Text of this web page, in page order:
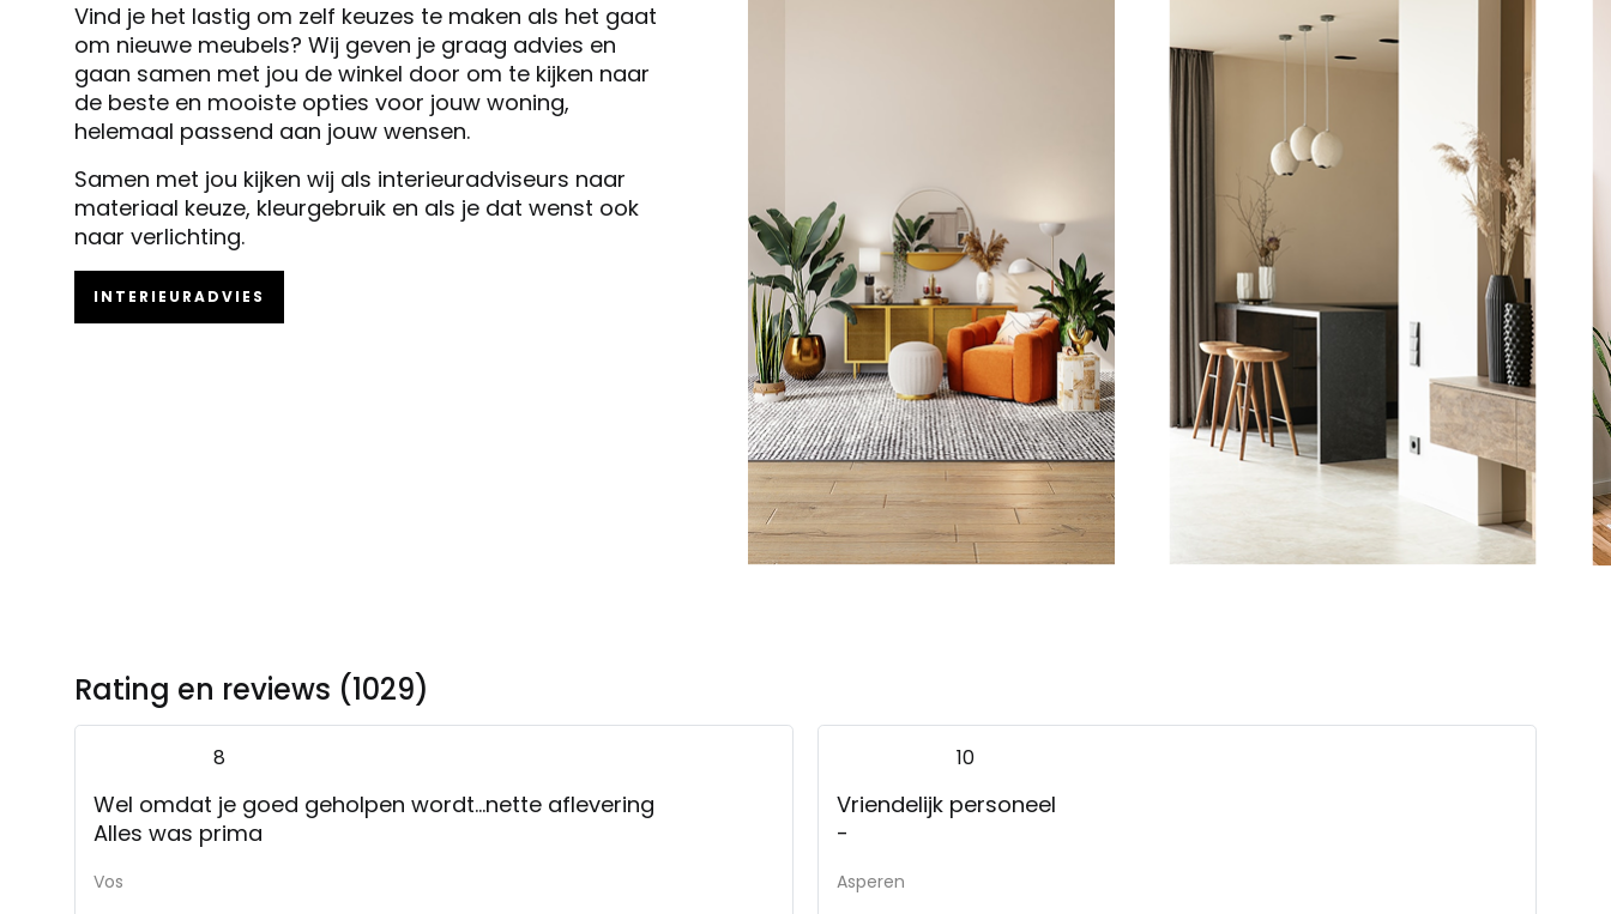
Vind je het lastig om zelf keuzes te maken als het gaat
om nieuwe meubels? Wij geven je graag advies en
gaan samen met jou de winkel door om te kijken naar
de beste en mooiste opties voor jouw woning,
helemaal passend aan jouw wensen.
Samen met jou kijken wij als interieuradviseurs naar
materiaal keuze, kleurgebruik en als je dat wenst ook
naar verlichting.
INTERIEURADVIES
Rating en reviews (1029)
8
Wel omdat je goed geholpen wordt...nette aflevering
Alles was prima
Vos
10
Vriendelijk personeel
-
Asperen